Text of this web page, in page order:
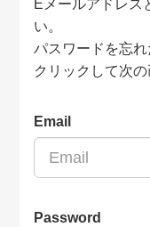
Eメールアドレス
い。
パスワードを忘
クリックして次
Email
Password